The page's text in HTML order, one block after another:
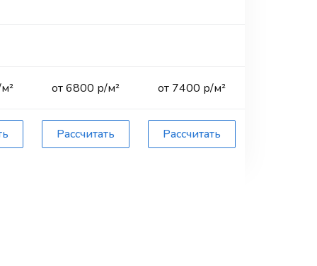
от 6800 р/м²
Рассчитать
от 7400 р/м²
Рассчитать